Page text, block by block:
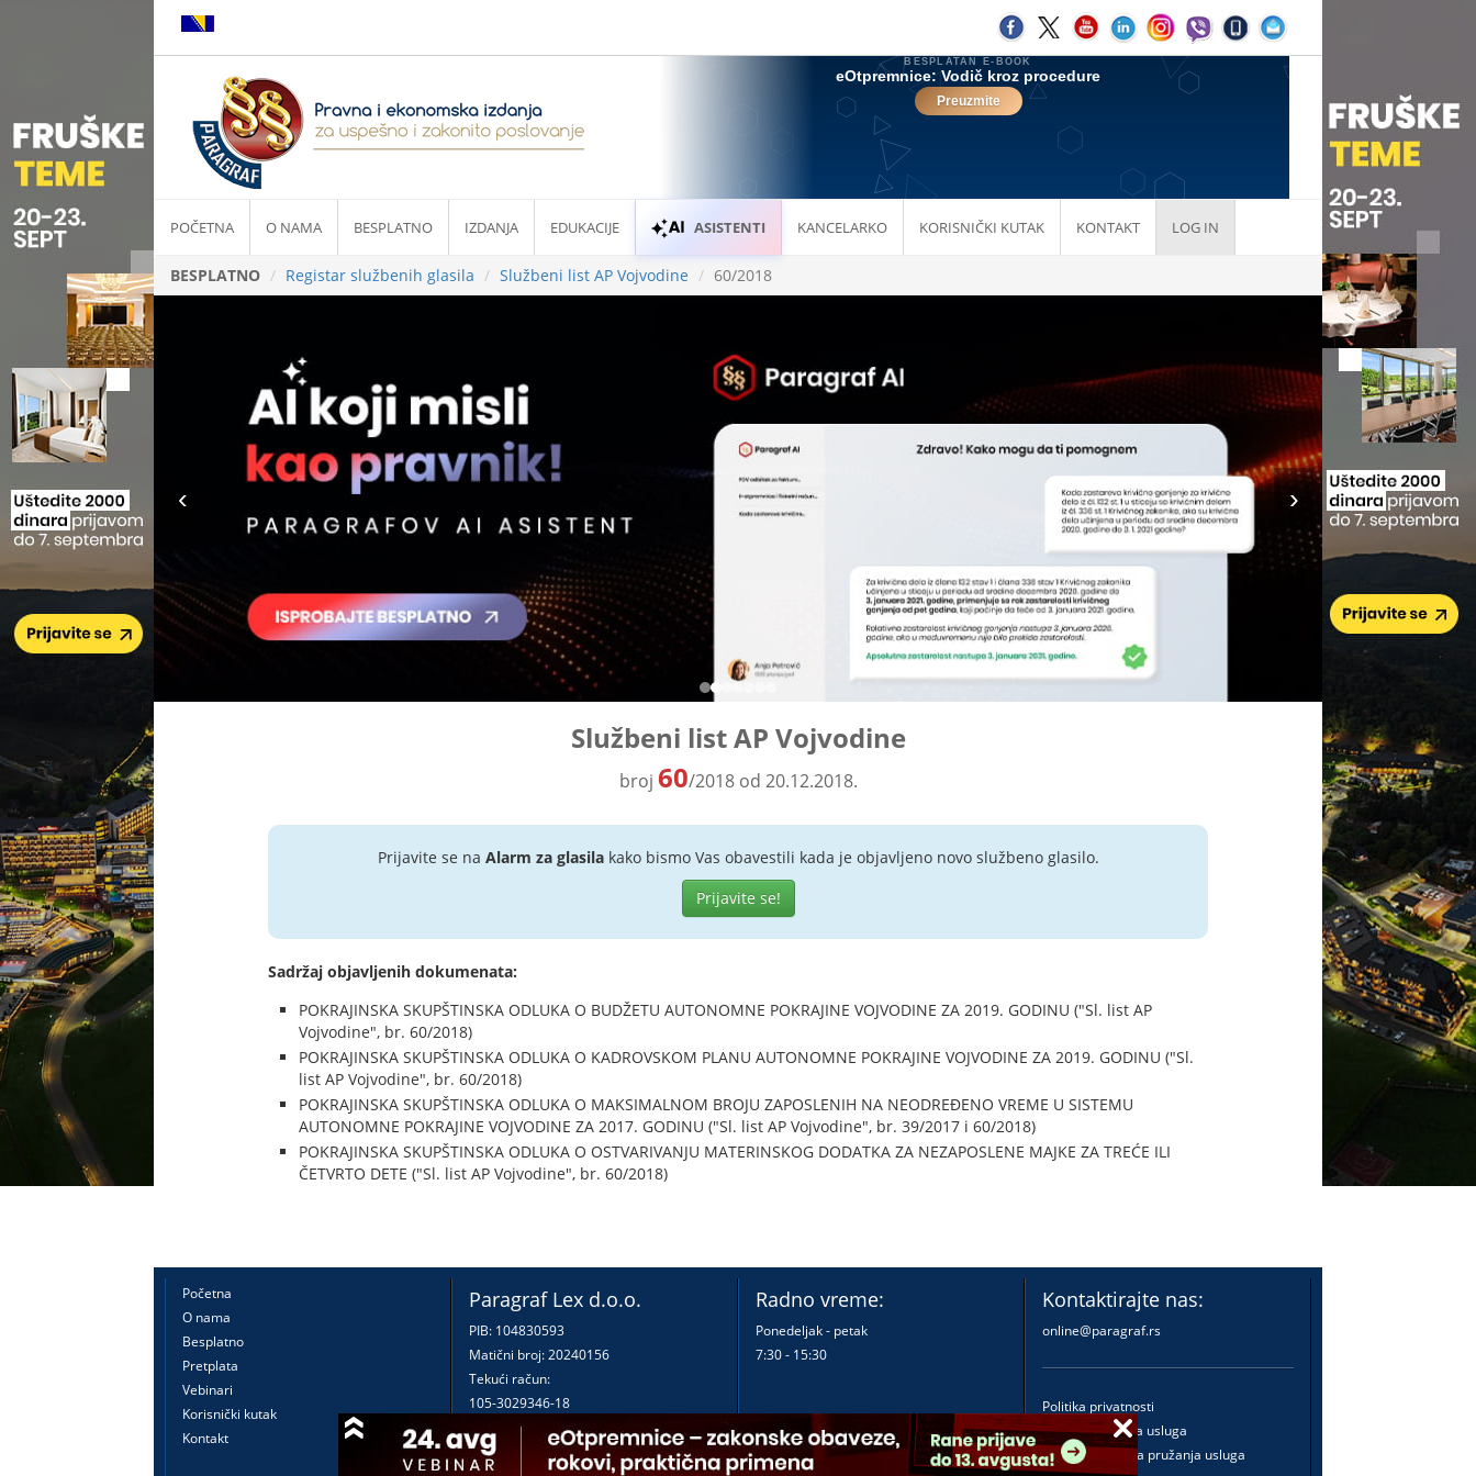
POČETNA O NAMA BESPLATNO IZDANJA EDUKACIJE ASISTENTI KANCELARKO KORISNIČKI KUTAK KONTAKT LOG IN
BESPLATNO Registar službenih glasila Službeni list AP Vojvodine 60/2018
Službeni list AP Vojvodine
broj 60/2018 od 20.12.2018.
Prijavite se na Alarm za glasilakako bismo Vas obavestili kada je objavljeno novo službeno glasilo.
Prijavite se!
Sadržaj objavljenih dokumenata:
POKRAJINSKA SKUPŠTINSKA ODLUKA O BUDŽETU AUTONOMNE POKRAJINE VOJVODINE ZA 2019. GODINU ("Sl. list AP
Vojvodine", br. 60/2018)
POKRAJINSKA SKUPŠTINSKA ODLUKA O KADROVSKOM PLANU AUTONOMNE POKRAJINE VOJVODINE ZA 2019. GODINU ("Sl.
list AP Vojvodine", br. 60/2018)
POKRAJINSKA SKUPŠTINSKA ODLUKA O MAKSIMALNOM BROJU ZAPOSLENIH NA NEODREĐENO VREME U SISTEMU
AUTONOMNE POKRAJINE VOJVODINE ZA 2017. GODINU ("Sl. list AP Vojvodine", br. 39/2017 i 60/2018)
POKRAJINSKA SKUPŠTINSKA ODLUKA O OSTVARIVANJU MATERINSKOG DODATKA ZA NEZAPOSLENE MAJKE ZA TREĆE ILI
ČETVRTO DETE ("Sl. list AP Vojvodine", br. 60/2018)
Početna
O nama
Besplatno
Pretplata
Vebinari
Korisnički kutak
Kontakt
Paragraf Lex d.o.o.
PIB: 104830593
Matični broj: 20240156
Tekući račun:
105-3029346-18
160-0000000380290-23
Radno vreme:
Ponedeljak - petak
7:30 - 15:30
Kontaktirajte nas:
online@paragraf.rs
Politika privatnosti
Politika pružanja usluga
Praktična pravila pružanja usluga